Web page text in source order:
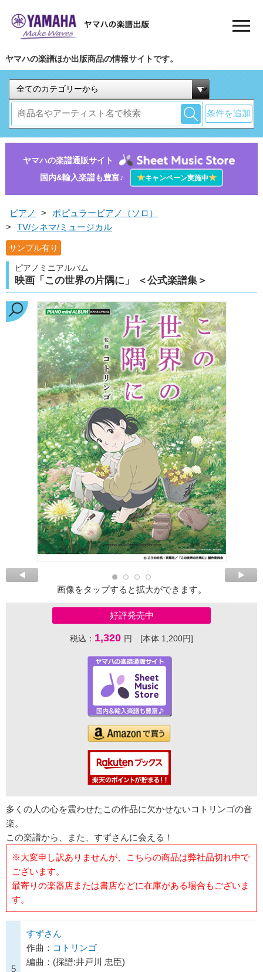
ヤマハの楽譜ほか出版商品の情報サイトです。
条件を追加
ヤマハの楽譜通販サイト
国内&輸入楽譜も豊富♪
★キャンペーン実施中★
ピアノ >
ポピュラーピアノ（ソロ）
>
TV/シネマ/ミュージカル
サンプル有り
ピアノミニアルバム
映画「この世界の片隅に」 ＜公式楽譜集＞
画像をタップすると拡大ができます。
好評発売中
税込： 1,320 円 [本体 1,200円]
多くの人の心を震わせたこの作品に欠かせないコトリンゴの音
楽。
この楽譜から、また、すずさんに会える！
※大変申し訳ありませんが、こちらの商品は弊社品切れ中で
ございます。
最寄りの楽器店または書店などに在庫がある場合もございま
す。
5
すずさん
作曲： コトリンゴ
編曲：(採譜:井戸川 忠臣)